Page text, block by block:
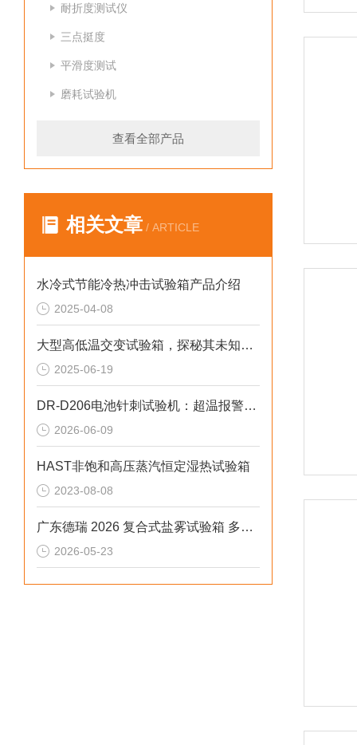
耐折度测试仪
三点挺度
平滑度测试
磨耗试验机
查看全部产品
相关文章 / ARTICLE
水冷式节能冷热冲击试验箱产品介绍
2025-04-08
大型高低温交变试验箱，探秘其未知奥秘！
2025-06-19
DR-D206电池针刺试验机：超温报警设定与故障复位安全操作指南
2026-06-09
HAST非饱和高压蒸汽恒定湿热试验箱
2023-08-08
广东德瑞 2026 复合式盐雾试验箱 多工况耦合腐蚀测试赋能制造品质升级
2026-05-23